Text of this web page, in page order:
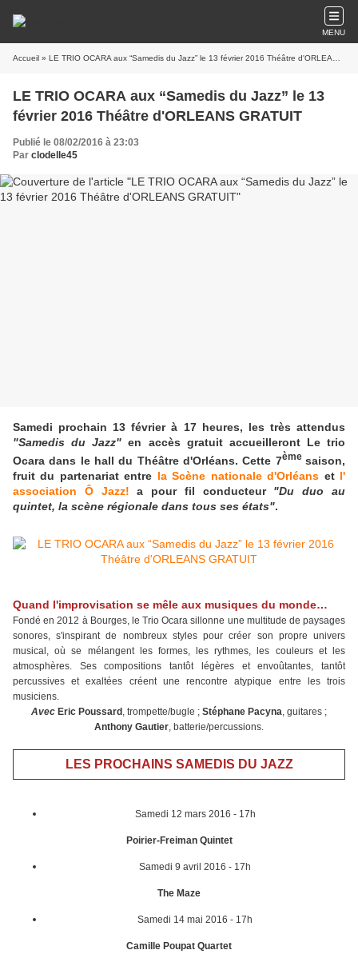
MENU
Accueil » LE TRIO OCARA aux “Samedis du Jazz” le 13 février 2016 Théâtre d'ORLEANS GRATUIT
LE TRIO OCARA aux “Samedis du Jazz” le 13
février 2016 Théâtre d'ORLEANS GRATUIT
Publié le 08/02/2016 à 23:03
Par clodelle45
Samedi prochain 13 février à 17 heures, les très attendus
"Samedis du Jazz" en accès gratuit accueilleront Le trio
Ocara dans le hall du Théâtre d'Orléans. Cette 7ème saison,
fruit du partenariat entre la Scène nationale d'Orléans et l'
association Ô Jazz! a pour fil conducteur "Du duo au
quintet, la scène régionale dans tous ses états".
Quand l'improvisation se mêle aux musiques du monde…
Fondé en 2012 à Bourges, le Trio Ocara sillonne une multitude de paysages
sonores, s'inspirant de nombreux styles pour créer son propre univers
musical, où se mélangent les formes, les rythmes, les couleurs et les
atmosphères. Ses compositions tantôt légères et envoûtantes, tantôt
percussives et exaltées créent une rencontre atypique entre les trois
musiciens.
Avec Eric Poussard, trompette/bugle ; Stéphane Pacyna, guitares ;
Anthony Gautier, batterie/percussions.
LES PROCHAINS SAMEDIS DU JAZZ
Samedi 12 mars 2016 - 17h
Poirier-Freiman Quintet
Samedi 9 avril 2016 - 17h
The Maze
Samedi 14 mai 2016 - 17h
Camille Poupat Quartet